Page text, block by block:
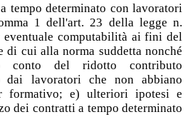
tempo determinato con lavoratori
1 dell'art. 23 della legge n.
eventuale computabilità ai fini del
di cui alla norma suddetta nonché
conto del ridotto contributo
dai lavoratori che non abbiano
formativo; e) ulteriori ipotesi e
dei contratti a tempo determinato